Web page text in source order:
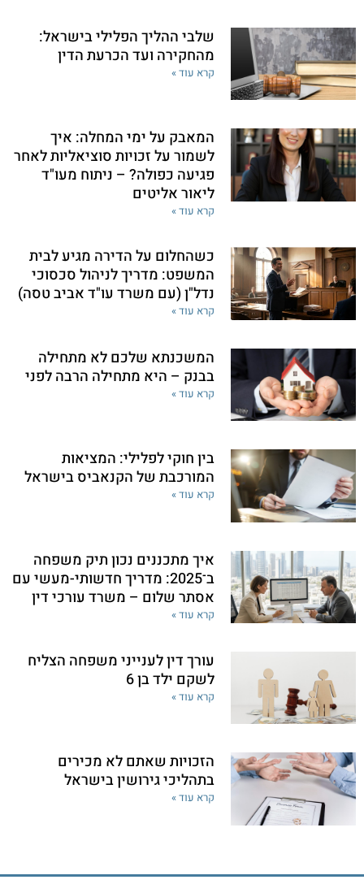
שלבי ההליך הפלילי בישראל:
מהחקירה ועד הכרעת הדין
קרא עוד »
המאבק על ימי המחלה: איך
לשמור על זכויות סוציאליות לאחר
פגיעה כפולה? – ניתוח מעו"ד
ליאור אליטים
קרא עוד »
כשהחלום על הדירה מגיע לבית
המשפט: מדריך לניהול סכסוכי
נדל"ן (עם משרד עו"ד אביב טסה)
קרא עוד »
המשכנתא שלכם לא מתחילה
בבנק – היא מתחילה הרבה לפני
קרא עוד »
בין חוקי לפלילי: המציאות
המורכבת של הקנאביס בישראל
קרא עוד »
איך מתכננים נכון תיק משפחה
ב־2025: מדריך חדשותי-מעשי עם
אסתר שלום – משרד עורכי דין
קרא עוד »
עורך דין לענייני משפחה הצליח
לשקם ילד בן 6
קרא עוד »
הזכויות שאתם לא מכירים
בתהליכי גירושין בישראל
קרא עוד »